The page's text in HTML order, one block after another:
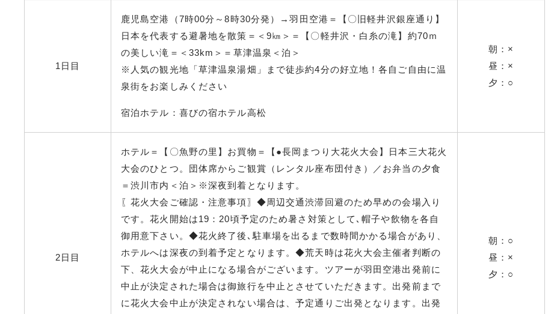
1日目
鹿児島空港（7時00分～8時30分発）→羽田空港＝【〇旧軽井沢銀座通り】
日本を代表する避暑地を散策＝＜9㎞＞＝【〇軽井沢・白糸の滝】約70ｍ
の美しい滝＝＜33km＞＝草津温泉＜泊＞
※人気の観光地「草津温泉湯畑」まで徒歩約4分の好立地！各自ご自由に温
泉街をお楽しみください
宿泊ホテル：喜びの宿ホテル高松
朝：×
昼：×
夕：○
2日目
ホテル＝【〇魚野の里】お買物＝【●長岡まつり大花火大会】日本三大花火
大会のひとつ。団体席からご観賞（レンタル座布団付き）／お弁当の夕食
＝渋川市内＜泊＞※深夜到着となります。
〖花火大会ご確認・注意事項〗◆周辺交通渋滞回避のため早めの会場入り
です。花火開始は19：20頃予定のため暑さ対策として､帽子や飲物を各自
御用意下さい。◆花火終了後､駐車場を出るまで数時間かかる場合があり、
ホテルへは深夜の到着予定となります。◆荒天時は花火大会主催者判断の
下、花火大会が中止になる場合がございます。ツアーが羽田空港出発前に
中止が決定された場合は御旅行を中止とさせていただきます。出発前まで
に花火大会中止が決定されない場合は、予定通りご出発となります。出発
朝：○
昼：×
夕：○